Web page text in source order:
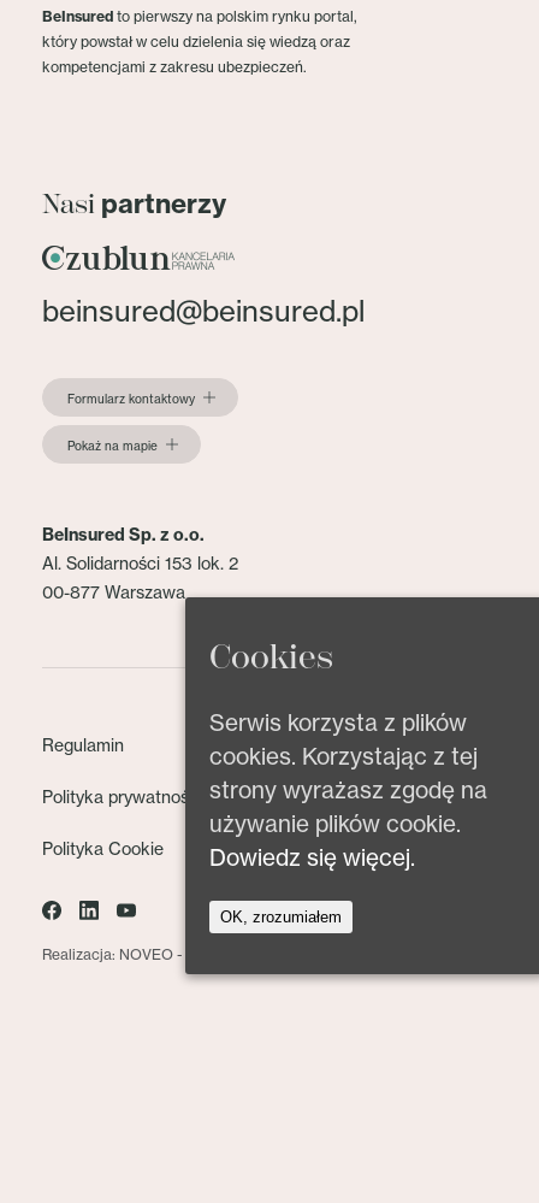
BeInsured to pierwszy na polskim rynku portal,
który powstał w celu dzielenia się wiedzą oraz
kompetencjami z zakresu ubezpieczeń.
Nasi partnerzy
beinsured@beinsured.pl
Formularz kontaktowy
Pokaż na mapie
BeInsured Sp. z o.o.
Al. Solidarności 153 lok. 2
00-877 Warszawa
Regulamin
Polityka prywatności
Polityka Cookie
Realizacja: NOVEO -
Cookies
Serwis korzysta z plików
cookies. Korzystając z tej
strony wyrażasz zgodę na
używanie plików cookie.
Dowiedz się więcej.
OK, zrozumiałem